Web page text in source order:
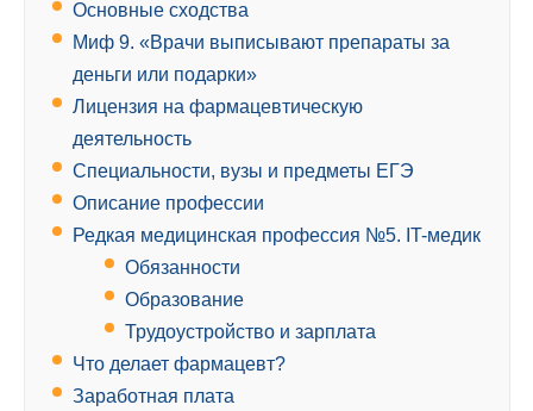
Основные сходства
Миф 9. «Врачи выписывают препараты за
деньги или подарки»
Лицензия на фармацевтическую
деятельность
Специальности, вузы и предметы ЕГЭ
Описание профессии
Редкая медицинская профессия №5. IT-медик
Обязанности
Образование
Трудоустройство и зарплата
Что делает фармацевт?
Заработная плата